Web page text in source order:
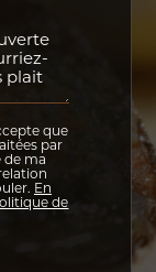
que
par
de ma
En
de